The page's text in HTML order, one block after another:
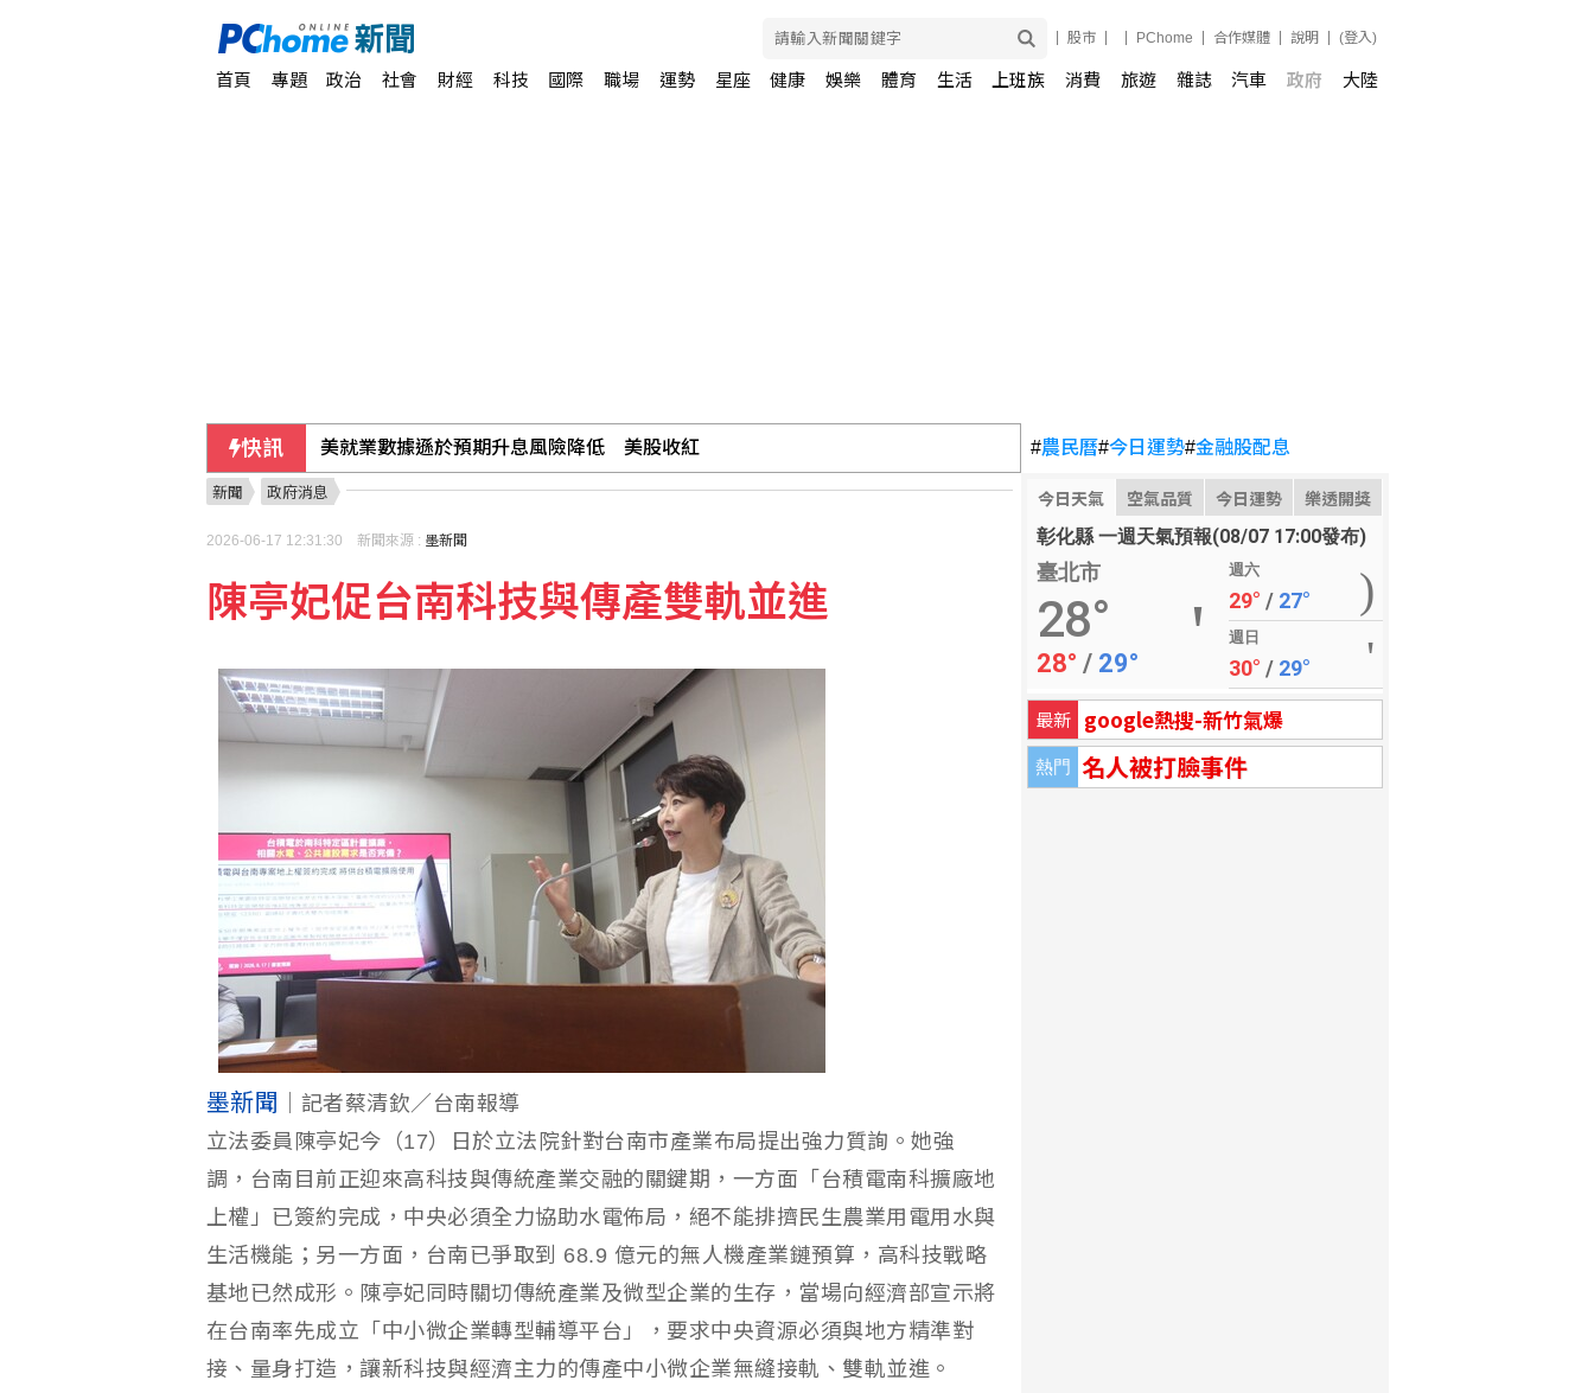
股市 PChome 合作媒體 說明 (登入)
首頁 專題 政治 社會 財經 科技 國際 職場 運勢 星座 健康 娛樂 體育 生活 上班族 消費 旅遊 雜誌 汽車 政府 大陸
快訊 美就業數據遜於預期升息風險降低 美股收紅 #農民曆#今日運勢#金融股配息
今日天氣 空氣品質 今日運勢 樂透開獎
彰化縣 一週天氣預報(08/07 17:00發布)
臺北市
28°
28° / 29°
週六
29° / 27°
週日
30° / 29°
最新 google熱搜-新竹氣爆
熱門 名人被打臉事件
新聞 政府消息
2026-06-17 12:31:30 新聞來源 : 墨新聞
陳亭妃促台南科技與傳產雙軌並進
墨新聞 ｜記者蔡清欽／台南報導
立法委員陳亭妃今（17）日於立法院針對台南市產業布局提出強力質詢。她強
調，台南目前正迎來高科技與傳統產業交融的關鍵期，一方面「台積電南科擴廠地
上權」已簽約完成，中央必須全力協助水電佈局，絕不能排擠民生農業用電用水與
生活機能；另一方面，台南已爭取到 68.9 億元的無人機產業鏈預算，高科技戰略
基地已然成形。陳亭妃同時關切傳統產業及微型企業的生存，當場向經濟部宣示將
在台南率先成立「中小微企業轉型輔導平台」，要求中央資源必須與地方精準對
接、量身打造，讓新科技與經濟主力的傳產中小微企業無縫接軌、雙軌並進。